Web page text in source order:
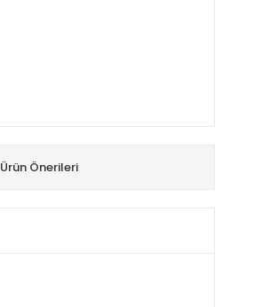
Ürün Önerileri